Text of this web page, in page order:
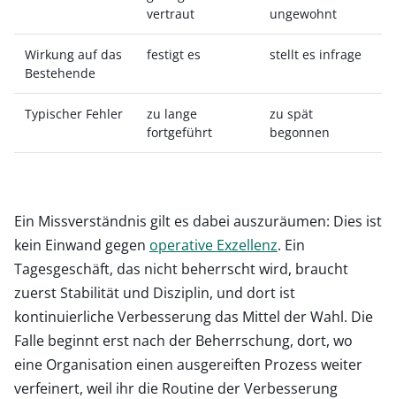
vertraut
ungewohnt
Wirkung auf das
Bestehende
festigt es stellt es infrage
Typischer Fehler
zu lange
fortgeführt
zu spät
begonnen
Ein Missverständnis gilt es dabei auszuräumen: Dies ist
kein Einwand gegen operative Exzellenz. Ein
Tagesgeschäft, das nicht beherrscht wird, braucht
zuerst Stabilität und Disziplin, und dort ist
kontinuierliche Verbesserung das Mittel der Wahl. Die
Falle beginnt erst nach der Beherrschung, dort, wo
eine Organisation einen ausgereiften Prozess weiter
verfeinert, weil ihr die Routine der Verbesserung